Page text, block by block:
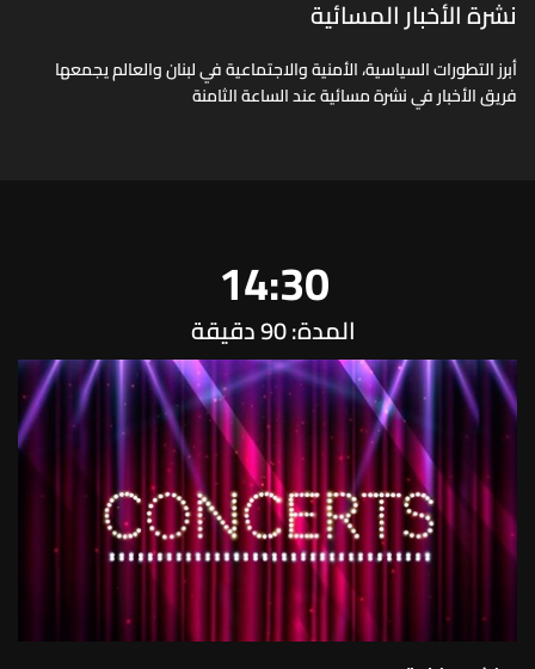
نشرة الأخبار المسائية
أبرز التطورات السياسية، الأمنية والاجتماعية في لبنان والعالم يجمعها
فريق الأخبار في نشرة مسائية عند الساعة الثامنة
14:30
المدة: 90 دقيقة